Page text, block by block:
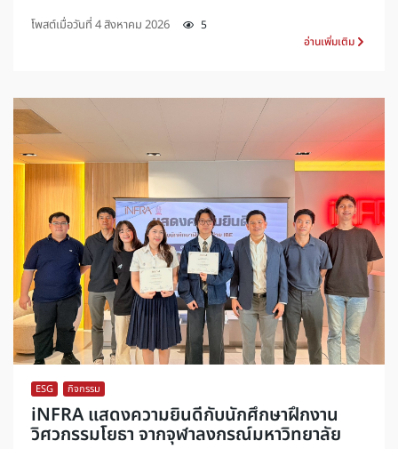
โพสต์เมื่อวันที่ 4 สิงหาคม 2026
5
อ่านเพิ่มเติม
ESG กิจกรรม
iNFRA แสดงความยินดีกับนักศึกษาฝึกงาน
วิศวกรรมโยธา จากจุฬาลงกรณ์มหาวิทยาลัย